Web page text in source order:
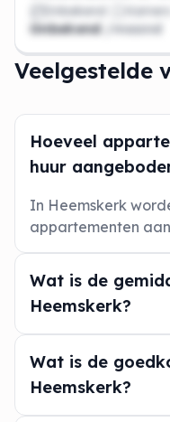
Onbekend Kamers
Onbekend
/maand
Veelgestelde
Hoeveel
huur
In Heemskerk
appartementen
Wat is de
Heemskerk?
Wat is de
Heemskerk?